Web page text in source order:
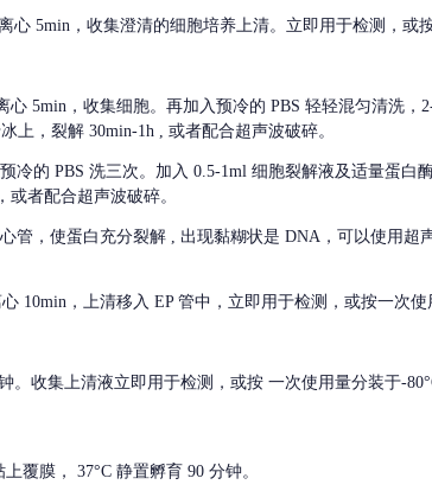
心 5min，收集澄清的细胞培养上清。立即用于检测，或
心 5min，收集细胞。再加入预冷的 PBS 轻轻混匀清洗
上，裂解 30min-1h , 或者配合超声波破碎。
冷的 PBS 洗三次。加入 0.5-1ml 细胞裂解液及适量蛋白
者配合超声波破碎。
管，使蛋白充分裂解 , 出现黏糊状是 DNA，可以使用超
心 10min，上清移入 EP 管中，立即用于检测，或按一次使
。收集上清液立即用于检测，或按 一次使用量分装于-
覆膜， 37°C 静置孵育 90 分钟。